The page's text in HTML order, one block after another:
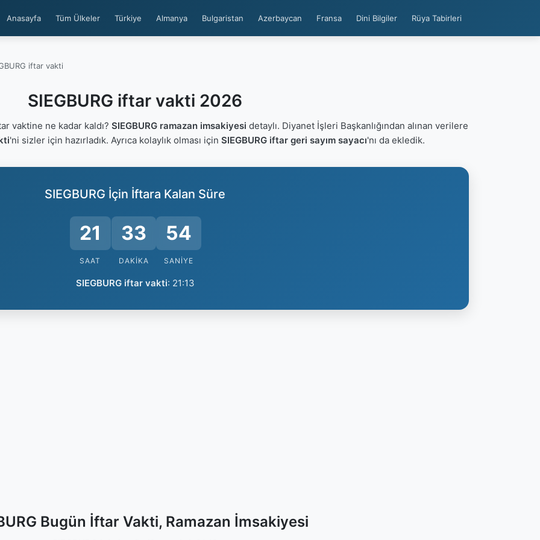
Anasayfa Tüm Ülkeler Türkiye Almanya Bulgaristan Azerbaycan Fransa Dini Bilgiler Rüya Tabirleri
iftar vakti
SIEGBURG iftar vakti 2026
vaktine ne kadar kaldı? SIEGBURG ramazan imsakiyesi detaylı. Diyanet İşleri Başkanlığından alınan verilere
'ni sizler için hazırladık. Ayrıca kolaylık olması için SIEGBURG iftar geri sayım sayacı'nı da ekledik.
SIEGBURG İçin İftara Kalan Süre
21
SAAT
33
DAKIKA
53
SANIYE
SIEGBURG iftar vakti: 21:13
Bugün İftar Vakti, Ramazan İmsakiyesi